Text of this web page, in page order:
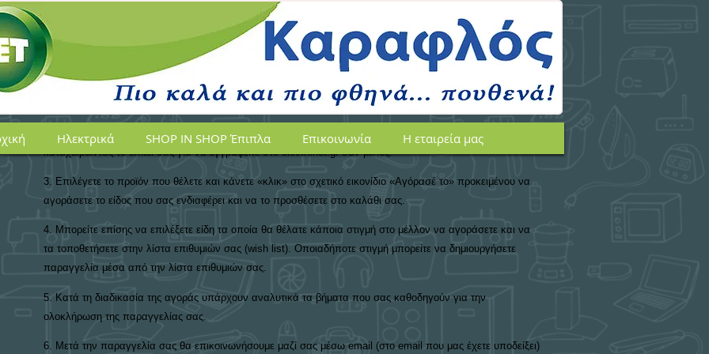
Σκοπός μας είναι η εξυπηρέτηση σας μέσα από μια απλή, γρήγορη, ασφαλή και ευχάριστη διαδικασία
συναλλαγής και παραγγελίας με την ακόλουθη διαδικασία:
1. Αν είστε μέλος του electronet.gr «Συνδεθείτε» πληκτρολογώντας το email και password που ήδη έχετε
2. Αν δεν έχετε λογαριασμό στο electronet.gr, θα πρέπει να «Δημιουργήστε ένα νέο λογαριασμό»
καταχωρώντας το email σας για να εγγραφείτε στο electronet.gr σαν μέλος.
3. Επιλέγετε το προϊόν που θέλετε και κάνετε «κλικ» στο σχετικό εικονίδιο «Αγόρασέ το» προκειμένου να
αγοράσετε το είδος που σας ενδιαφέρει και να το προσθέσετε στο καλάθι σας.
4. Μπορείτε επίσης να επιλέξετε είδη τα οποία θα θέλατε κάποια στιγμή στο μέλλον να αγοράσετε και να
τα τοποθετήσετε στην λίστα επιθυμιών σας (wish list). Οποιαδήποτε στιγμή μπορείτε να δημιουργήσετε
παραγγελία μέσα από την λίστα επιθυμιών σας.
5. Κατά τη διαδικασία της αγοράς υπάρχουν αναλυτικά τα βήματα που σας καθοδηγούν για την
ολοκλήρωση της παραγγελίας σας.
6. Μετά την παραγγελία σας θα επικοινωνήσουμε μαζί σας μέσω email (στο email που μας έχετε υποδείξει)
Ηλεκτρικά SHOP IN SHOP Έπιπλα Επικοινωνία Η εταιρεία μας